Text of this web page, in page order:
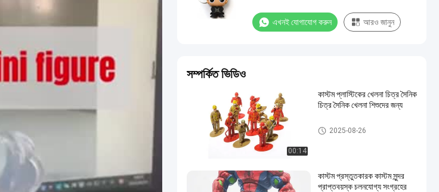
এখনই যোগাযোগ করুন আরও জানুন
সম্পর্কিত ভিডিও
00:14
কাস্টম প্লাস্টিকের খেলনা চিত্র সৈনিক
চিত্র সৈনিক খেলনা শিশুদের জন্য
কাস্টম প্লাস্টিকের খেলনা/পিভিসি খেলনা
2025-08-26
কাস্টম প্রস্তুতকারক কাস্টম সুন্দর
প্রাপ্তবয়স্ক চলনযোগ্য সংগ্রহের